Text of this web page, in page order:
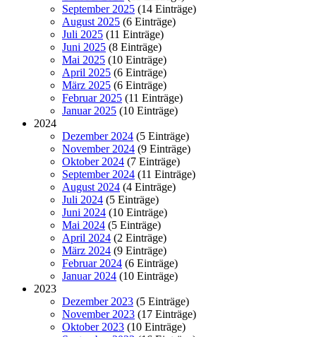
September 2025 (14 Einträge)
August 2025 (6 Einträge)
Juli 2025 (11 Einträge)
Juni 2025 (8 Einträge)
Mai 2025 (10 Einträge)
April 2025 (6 Einträge)
März 2025 (6 Einträge)
Februar 2025 (11 Einträge)
Januar 2025 (10 Einträge)
2024
Dezember 2024 (5 Einträge)
November 2024 (9 Einträge)
Oktober 2024 (7 Einträge)
September 2024 (11 Einträge)
August 2024 (4 Einträge)
Juli 2024 (5 Einträge)
Juni 2024 (10 Einträge)
Mai 2024 (5 Einträge)
April 2024 (2 Einträge)
März 2024 (9 Einträge)
Februar 2024 (6 Einträge)
Januar 2024 (10 Einträge)
2023
Dezember 2023 (5 Einträge)
November 2023 (17 Einträge)
Oktober 2023 (10 Einträge)